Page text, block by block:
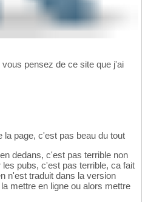
pensez de ce site que j'ai
la page, c'est pas beau du tout
dedans, c'est pas terrible non
pubs, c'est pas terrible, ca fait
n'est traduit dans la version
mettre en ligne ou alors mettre